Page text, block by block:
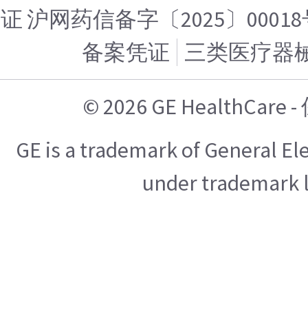
证 沪网药信备字〔2025〕
备案凭证 三类医疗器
© 2026 GE HealthCare
GE is a trademark of General
under trademark